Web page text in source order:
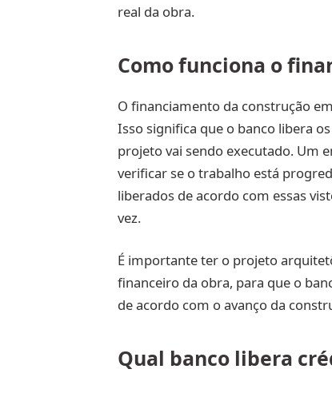
real da obra.
Como funciona o
O financiamento da construção
Isso significa que o banco libera
projeto vai sendo executado. Um
verificar se o trabalho está
liberados de acordo com essas
vez.
É importante ter o projeto
financeiro da obra, para que o
de acordo com o avanço da
Qual banco libera